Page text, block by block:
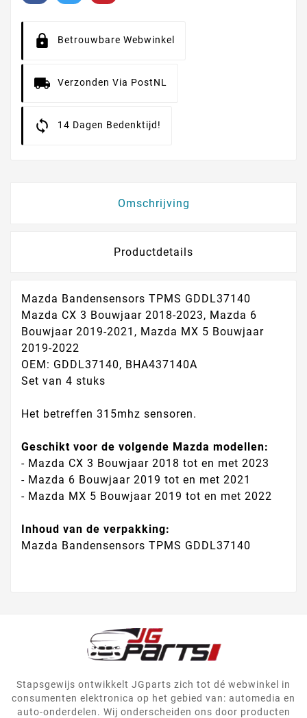
Betrouwbare Webwinkel
Verzonden Via PostNL
14 Dagen Bedenktijd!
Omschrijving
Productdetails
Mazda Bandensensors TPMS GDDL37140
Mazda CX 3 Bouwjaar 2018-2023, Mazda 6
Bouwjaar 2019-2021, Mazda MX 5 Bouwjaar
2019-2022
OEM: GDDL37140, BHA437140A
Set van 4 stuks
Het betreffen 315mhz sensoren.
Geschikt voor de volgende Mazda modellen:
- Mazda CX 3 Bouwjaar 2018 tot en met 2023
- Mazda 6 Bouwjaar 2019 tot en met 2021
- Mazda MX 5 Bouwjaar 2019 tot en met 2022
Inhoud van de verpakking:
Mazda Bandensensors TPMS GDDL37140
Stapsgewijs ontwikkelt JGparts zich tot dé webwinkel in
consumenten elektronica op het gebied van: automedia en
auto-onderdelen. Wij onderscheiden ons door producten